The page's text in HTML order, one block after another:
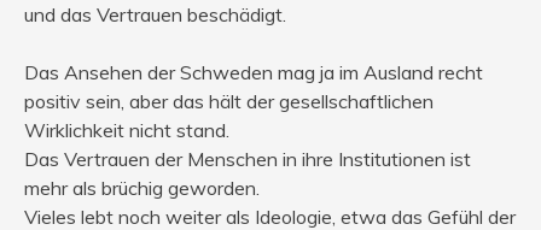
und das Vertrauen beschädigt.
Das Ansehen der Schweden mag ja im Ausland recht
positiv sein, aber das hält der gesellschaftlichen
Wirklichkeit nicht stand.
Das Vertrauen der Menschen in ihre Institutionen ist
mehr als brüchig geworden.
Vieles lebt noch weiter als Ideologie, etwa das Gefühl der